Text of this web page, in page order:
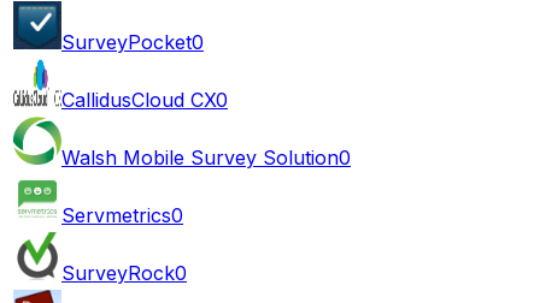
SurveyPocket0
CallidusCloud CX0
Walsh Mobile Survey Solution0
Servmetrics0
SurveyRock0